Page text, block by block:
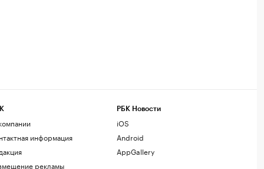
информация
рекламы
РБК Новости
iOS
Android
AppGallery